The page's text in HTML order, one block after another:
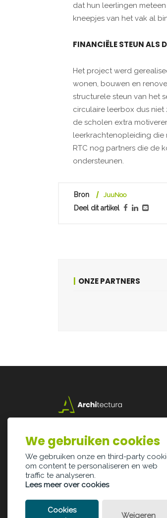
dat hun leerlingen
kneepjes van het vak al
FINANCIËLE STEUN ALS
Het project werd
wonen, bouwen en
structurele steun van het
circulaire leerbox dus
de scholen extra
leerkrachtenopleiding die
RTC nog partners die de
ondersteunen.
Bron JuuNoo
Deel dit artikel
ONZE PARTNERS
3500 Hasselt
info@architectura.be
We gebruiken cookies
We gebruiken onze en third-party
om content te personaliseren en web
traffic te analyseren.
Lees meer over cookies
Cookies
Weigeren